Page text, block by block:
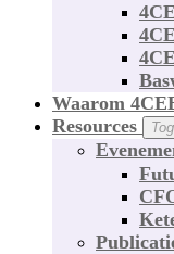
Waarom
Resources